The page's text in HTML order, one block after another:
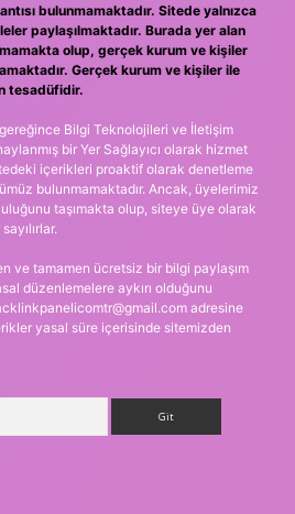
bulunmamaktadır. Sitede yalnızca
paylaşılmaktadır. Burada yer alan
olup, gerçek kurum ve kişiler
Gerçek kurum ve kişiler ile
tesadüfidir.
Bilgi Teknolojileri ve İletişim
bir Yer Sağlayıcı olarak hizmet
içerikleri proaktif olarak denetleme
bulunmamaktadır. Ancak, üyelerimiz
taşımakta olup, siteye üye olarak
ve tamamen ücretsiz bir bilgi paylaşım
düzenlemelere aykırı olduğunu
adresine
yasal süre içerisinde sitemizden